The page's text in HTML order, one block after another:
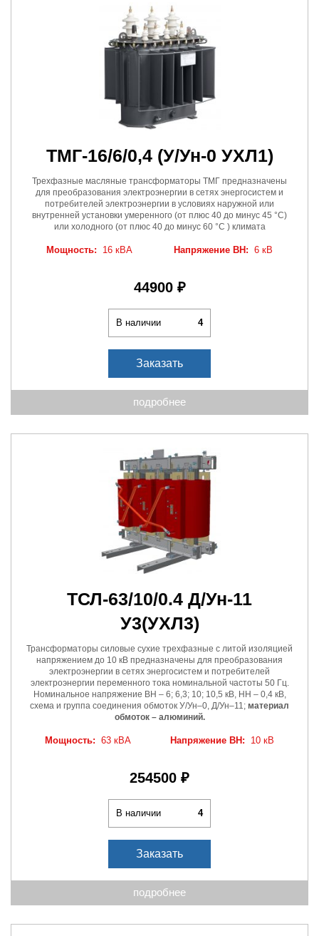
ТМГ-16/6/0,4 (У/Ун-0 УХЛ1)
Трехфазные масляные трансформаторы ТМГ предназначены
для преобразования электроэнергии в сетях энергосистем и
потребителей электроэнергии в условиях наружной или
внутренней установки умеренного (от плюс 40 до минус 45 °C)
или холодного (от плюс 40 до минус 60 °C ) климата
Мощность: 16 кВА Напряжение ВН: 6 кВ
44900 ₽
В наличии 4
Заказать
подробнее
ТСЛ-63/10/0.4 Д/Ун-11
У3(УХЛ3)
Трансформаторы силовые сухие трехфазные с литой изоляцией
напряжением до 10 кВ предназначены для преобразования
электроэнергии в сетях энергосистем и потребителей
электроэнергии переменного тока номинальной частоты 50 Гц.
Номинальное напряжение ВН – 6; 6,3; 10; 10,5 кВ, НН – 0,4 кВ,
схема и группа соединения обмоток У/Ун–0, Д/Ун–11; материал
обмоток – алюминий.
Мощность: 63 кВА Напряжение ВН: 10 кВ
254500 ₽
В наличии 4
Заказать
подробнее